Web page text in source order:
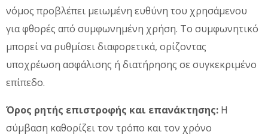
νόμος προβλέπει μειωμένη ευθύνη του χρησάμενου
για φθορές από συμφωνημένη χρήση. Το συμφωνητικό
μπορεί να ρυθμίσει διαφορετικά, ορίζοντας
υποχρέωση ασφάλισης ή διατήρησης σε συγκεκριμένο
επίπεδο.
Όρος ρητής επιστροφής και επανάκτησης: Η
σύμβαση καθορίζει τον τρόπο και τον χρόνο